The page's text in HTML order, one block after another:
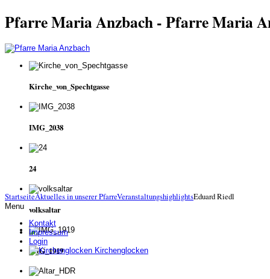
Pfarre Maria Anzbach - Pfarre Maria
Kirche_von_Spechtgasse
IMG_2038
24
volksaltar
IMG_1919
StartseiteAktuelles in unserer PfarreVeranstaltungshighlightsEduard Riedl
Menu
Kontakt
Impressum
Login
Kirchenglocken